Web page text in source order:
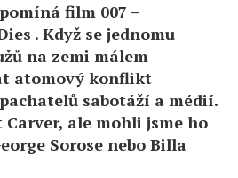
film 007 –
. Když se jednomu
na zemi málem
atomový konflikt
sabotáží a médií.
Carver, ale mohli jsme ho
Sorose nebo Billa